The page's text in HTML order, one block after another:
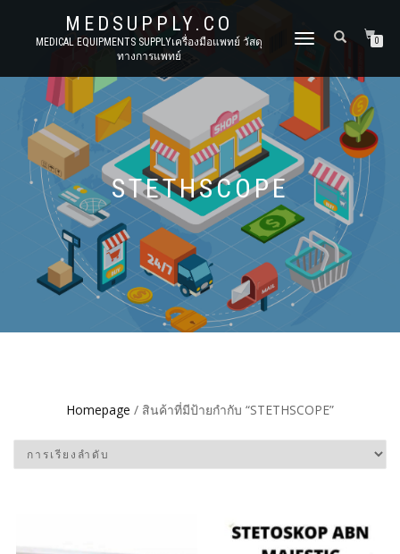
MEDSUPPLY.CO
MEDICAL EQUIPMENTS SUPPLYเครื่องมือแพทย์ วัสดุ
ทางการแพทย์
TOGGLE
0
STETHSCOPE
Homepage / สินค้าที่มีป้ายกำกับ “STETHSCOPE”